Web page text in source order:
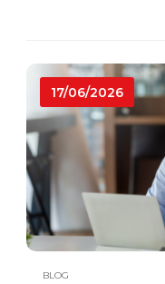
17/06/2026
BLOG